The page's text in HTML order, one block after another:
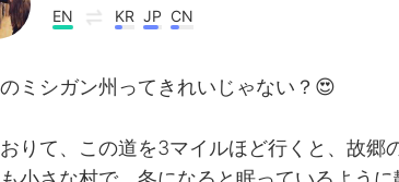
EN KR JP CN
ミシガン州ってきれいじゃない？😍
りて、この道を3マイルほど行くと、故郷